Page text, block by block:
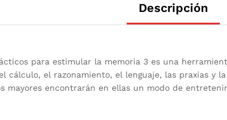
Descripción
para estimular la memoria 3 es una
cálculo, el razonamiento, el lenguaje, las praxias y
mayores encontrarán en ellas un modo de